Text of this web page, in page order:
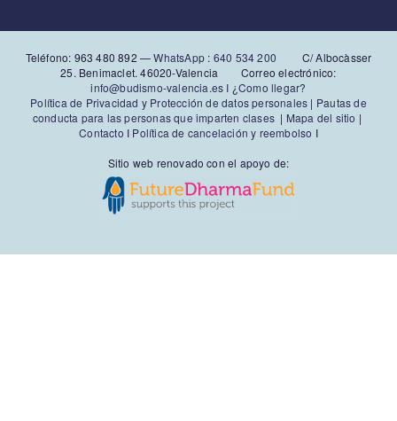
Teléfono: 963 480 892‬ —WhatsApp : 640 534 200 C/ Albocàsser
25. Benimaclet. 46020-Valencia Correo electrónico:
info@budismo-valencia.es I ¿Como llegar?
Política de Privacidad y Protección de datos personales | Pautas de
conducta para las personas que imparten clases| Mapa del sitio |
Contacto I Política de cancelación y reembolso I
Sitio web renovado con el apoyo de: